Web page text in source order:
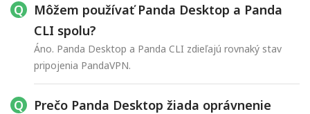
Môžem používať Panda Desktop a Panda
CLI spolu?
Áno. Panda Desktop a Panda CLI zdieľajú rovnaký stav
pripojenia PandaVPN.
Prečo Panda Desktop žiada oprávnenie